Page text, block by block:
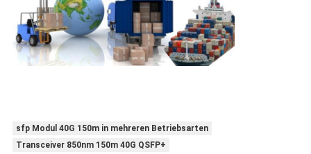
sfp Modul 40G 150m in mehreren Betriebsarten
Transceiver 850nm 150m 40G QSFP+